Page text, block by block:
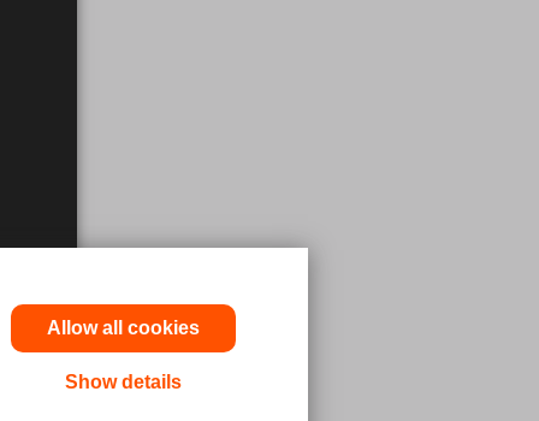
Allow all cookies
Show details